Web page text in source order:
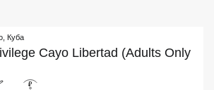
, Куба
Cayo Libertad (Adults Only
₽